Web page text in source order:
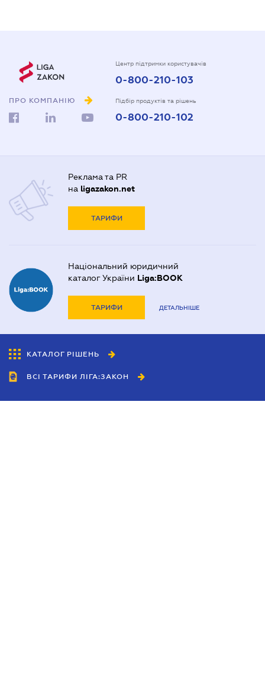
ПРО КОМПАНІЮ
Центр підтримки користувачів
0-800-210-103
Підбір продуктів та рішень
0-800-210-102
Реклама та PR
на ligazakon.net
ТАРИФИ
Національний юридичний
каталог України Liga:BOOK
ТАРИФИ ДЕТАЛЬНІШЕ
КАТАЛОГ РІШЕНЬ
ВСІ ТАРИФИ ЛІГА:ЗАКОН